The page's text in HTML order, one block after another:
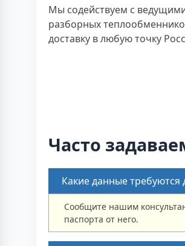
Мы содействуем с
разборных
доставку в любую точку
Часто
Какие данные требуются
Сообщите нашим
паспорта от него.